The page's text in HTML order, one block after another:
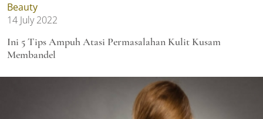
Beauty
14 July 2022
Ini 5 Tips Ampuh Atasi Permasalahan Kulit Kusam
Membandel